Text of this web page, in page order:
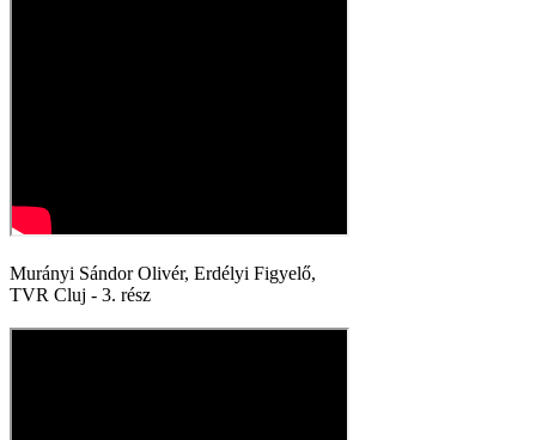
Murányi Sándor Olivér, Erdélyi Figyelő,
TVR Cluj - 3. rész